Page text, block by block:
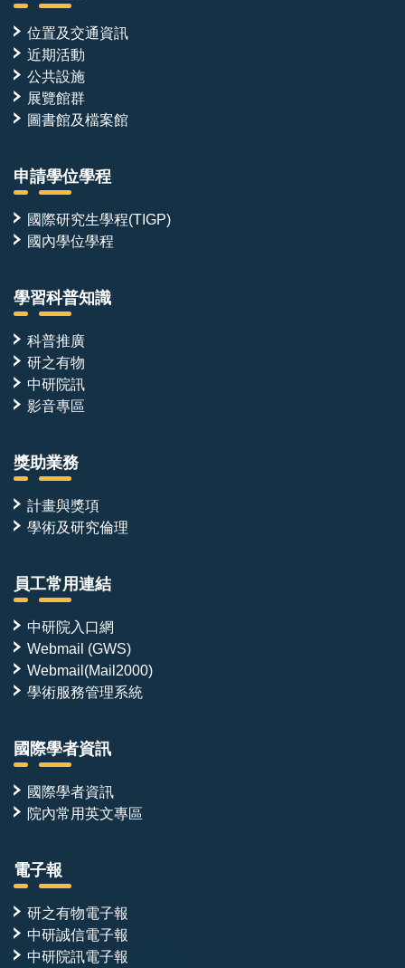
位置及交通資訊
近期活動
公共設施
展覽館群
圖書館及檔案館
申請學位學程
國際研究生學程(TIGP)
國內學位學程
學習科普知識
科普推廣
研之有物
中研院訊
影音專區
獎助業務
計畫與獎項
學術及研究倫理
員工常用連結
中研院入口網
Webmail (GWS)
Webmail(Mail2000)
學術服務管理系統
國際學者資訊
國際學者資訊
院內常用英文專區
電子報
研之有物電子報
中研誠信電子報
中研院訊電子報